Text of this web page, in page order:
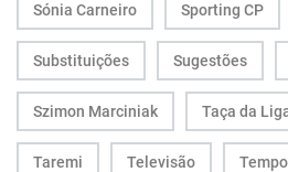
Sónia Carneiro Sporting CP
Substituições Sugestões
Szimon Marciniak Taça da
Taremi Televisão